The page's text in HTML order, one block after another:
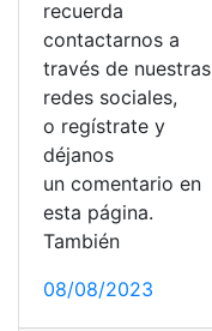
recuerda
contactarnos a
través de nuestras
redes sociales,
o regístrate y
déjanos
un comentario en
esta página.
También
08/08/2023